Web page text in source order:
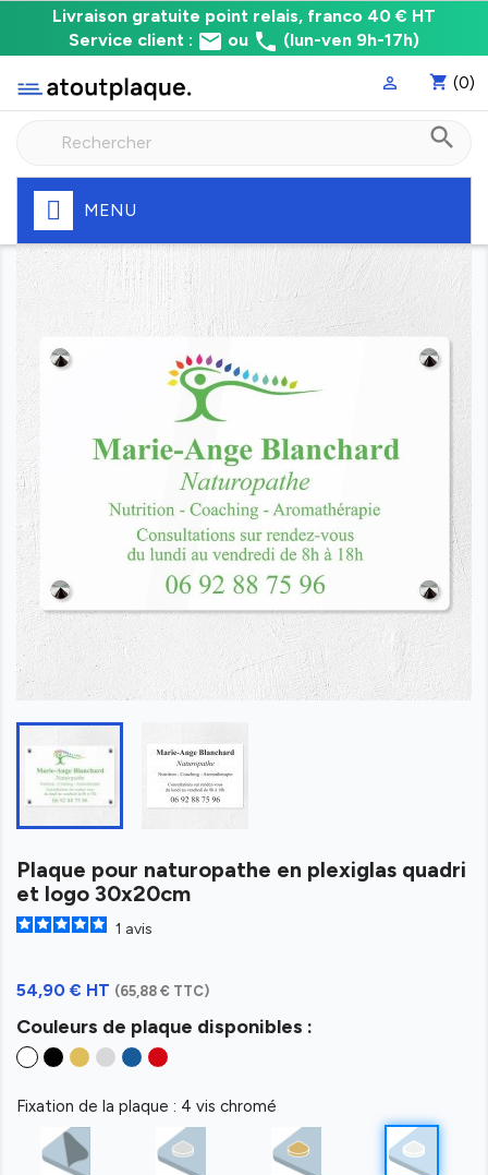
Livraison gratuite point relais, franco 40 € HT
Service client : email ou phone (lun-ven 9h-17h)
Livraison
relais,
franco
Fabrication
express
shopping_cart (0)

search
MENU
Plaque pour naturopathe en plexiglas quadri
et logo 30x20cm
1 avis
54,90 € HT (65,88 € TTC)
Couleurs de plaque disponibles :
Fixation de la plaque : 4 vis chromé